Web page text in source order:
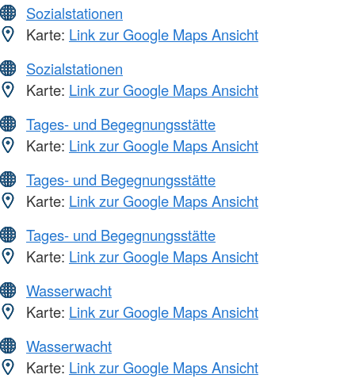
Sozialstationen
Karte: Link zur Google Maps Ansicht
Sozialstationen
Karte: Link zur Google Maps Ansicht
Tages- und Begegnungsstätte
Karte: Link zur Google Maps Ansicht
Tages- und Begegnungsstätte
Karte: Link zur Google Maps Ansicht
Tages- und Begegnungsstätte
Karte: Link zur Google Maps Ansicht
Wasserwacht
Karte: Link zur Google Maps Ansicht
Wasserwacht
Karte: Link zur Google Maps Ansicht